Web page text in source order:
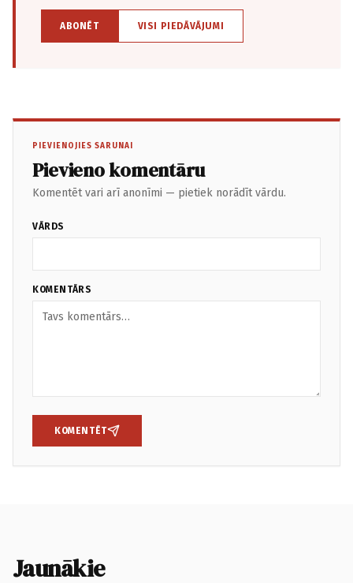
ABONĒT VISI PIEDĀVĀJUMI
PIEVIENOJIES SARUNAI
Pievieno komentāru
Komentēt vari arī anonīmi — pietiek norādīt vārdu.
VĀRDS
KOMENTĀRS
KOMENTĒT
Jaunākie